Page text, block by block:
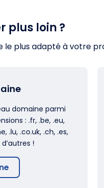
plus loin ?
plus adapté à votre
domaine parmi
: .fr, .be, .eu,
.lu, .co.uk, .ch, .es,
!